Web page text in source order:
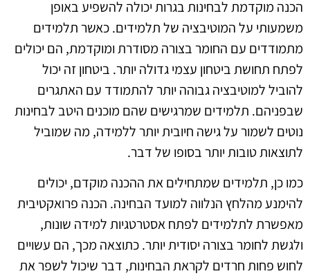
הכנה מוקדמת לבחינות בגרות יכולה להשפיע באופן
משמעותי על המוטיבציה של תלמידים. כאשר תלמידים
מתמודדים עם החומר בצורה מסודרת ומוקדמת, הם יכולים
לפתח תחושת ביטחון עצמי גדולה יותר. ביטחון זה יכול
להוביל למוטיבציה גבוהה יותר להתמודד עם האתגרים
שבפניהם. תלמידים שמרגישים שהם מוכנים היטב לבחינות
נוטים לשמור על גישה חיובית יותר ללמידה, מה שמוביל
לתוצאות טובות יותר בסופו של דבר.
כמו כן, תלמידים שמתחילים את ההכנה מוקדם, יכולים
להימנע מהלחץ הנלווה למועד הבחינה. הכנה פרואקטיבית
מאפשרת לתלמידים לפתח אסטרטגיות למידה שונות,
ולגשת לחומר בצורה יסודית יותר. כתוצאה מכך, הם עשויים
לחוש פחות חרדים לקראת הבחינות, דבר שיכול לשפר את